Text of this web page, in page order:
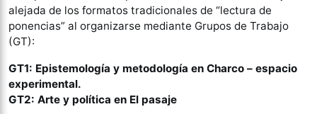
alejada de los formatos tradicionales de “lectura de
ponencias” al organizarse mediante Grupos de Trabajo
(GT):
GT1: Epistemología y metodología en Charco – espacio
experimental.
GT2: Arte y política en El pasaje